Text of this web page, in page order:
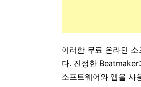
이러한 무료 온라인
다. 진정한
소프트웨어와 앱을